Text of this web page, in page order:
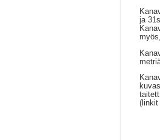
ja
(linkit